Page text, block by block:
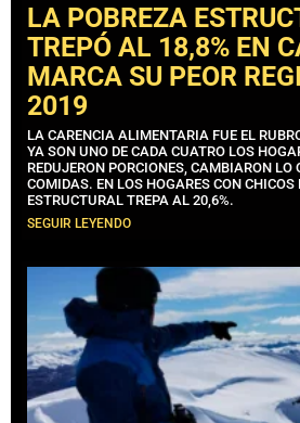
LA POBREZA
TREPÓ AL 18,8% EN
MARCA SU PEOR
2019
LA CARENCIA ALIMENTARIA FUE EL
YA SON UNO DE CADA CUATRO LOS
REDUJERON PORCIONES, CAMBIARON LO
COMIDAS. EN LOS HOGARES CON
ESTRUCTURAL TREPA AL 20,6%.
SEGUIR LEYENDO